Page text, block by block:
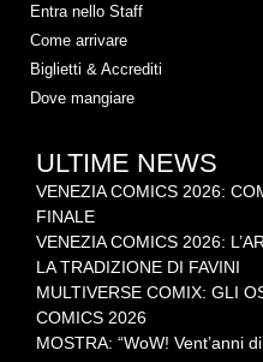
Entra nello Staff
Come arrivare
Biglietti & Accrediti
Dove mangiare
ULTIME NEWS
VENEZIA COMICS 2026:
FINALE
VENEZIA COMICS 2026:
LA TRADIZIONE DI FAVINI
MULTIVERSE COMIX: GLI
COMICS 2026
MOSTRA: “WoW! Vent’anni